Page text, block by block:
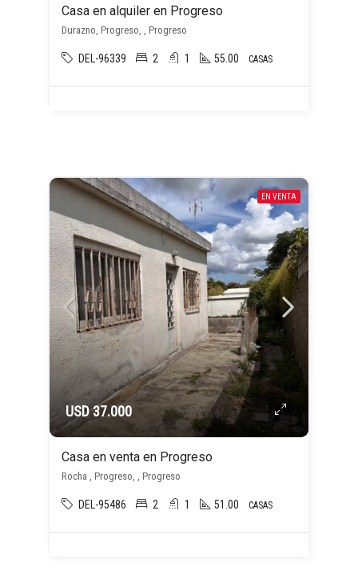
Casa en alquiler en Progreso
Durazno, Progreso, , Progreso
DEL-96339 2 1 55.00 CASAS
EN VENTA
USD 37.000
Casa en venta en Progreso
Rocha , Progreso, , Progreso
DEL-95486 2 1 51.00 CASAS